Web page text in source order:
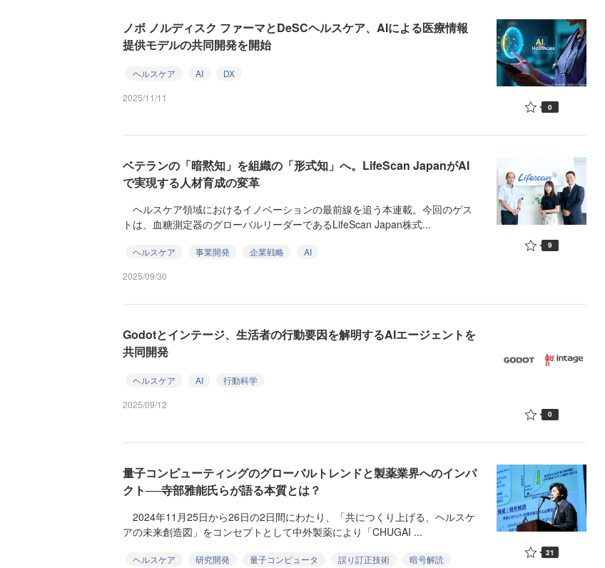
ノボ ノルディスク ファーマとDeSCヘルスケア、AIによる医療情報
提供モデルの共同開発を開始
ヘルスケア AI
DX
2025/11/11
0
ベテランの「暗黙知」を組織の「形式知」へ。LifeScan JapanがAI
で実現する人材育成の変革
ヘルスケア領域におけるイノベーションの最前線を追う本連載。今回のゲス
トは、血糖測定器のグローバルリーダーであるLifeScan Japan株式...
ヘルスケア 事業開発 企業戦略
AI
2025/09/30
9
Godotとインテージ、生活者の行動要因を解明するAIエージェントを
共同開発
ヘルスケア AI
行動科学
2025/09/12
0
量子コンピューティングのグローバルトレンドと製薬業界へのインパ
クト──寺部雅能氏らが語る本質とは？
2024年11月25日から26日の2日間にわたり、「共につくり上げる、ヘルスケ
アの未来創造図」をコンセプトとして中外製薬により「CHUGAI ...
ヘルスケア 研究開発 量子コンピュータ 誤り訂正技術
暗号解読
21